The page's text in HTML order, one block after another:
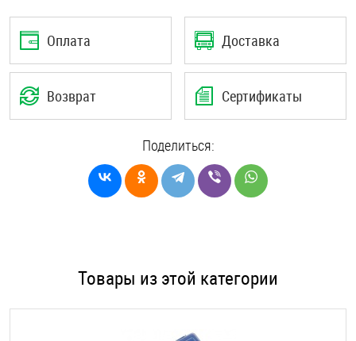
Оплата Доставка
Возврат Сертификаты
Поделиться:
Товары из этой категории